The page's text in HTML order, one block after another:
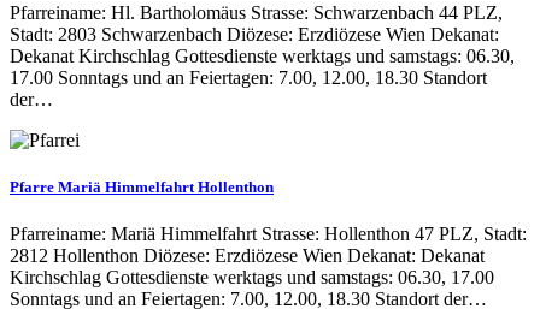
Pfarreiname: Hl. Bartholomäus Strasse: Schwarzenbach 44 PLZ,
Stadt: 2803 Schwarzenbach Diözese: Erzdiözese Wien Dekanat:
Dekanat Kirchschlag Gottesdienste werktags und samstags: 06.30,
17.00 Sonntags und an Feiertagen: 7.00, 12.00, 18.30 Standort
der…
Pfarre Mariä Himmelfahrt Hollenthon
Pfarreiname: Mariä Himmelfahrt Strasse: Hollenthon 47 PLZ, Stadt:
2812 Hollenthon Diözese: Erzdiözese Wien Dekanat: Dekanat
Kirchschlag Gottesdienste werktags und samstags: 06.30, 17.00
Sonntags und an Feiertagen: 7.00, 12.00, 18.30 Standort der…